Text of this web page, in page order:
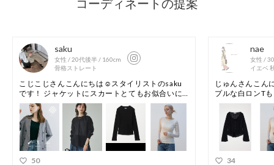
※撮影画像は、光の当たり具合やお使いのモニター設定、お部
屋の照明等により実際の商品と色味が異なる場合がございま
す。一番実物に近いお色味は生地画像でございます。
フリー（cm）
着丈:63
肩幅:31